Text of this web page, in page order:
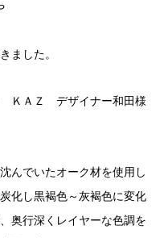
ました。
ＫＡＺ デザイナー和田様
んでいたオーク材を使用し
化し黒褐色～灰褐色に変化
奥行深くレイヤーな色調を